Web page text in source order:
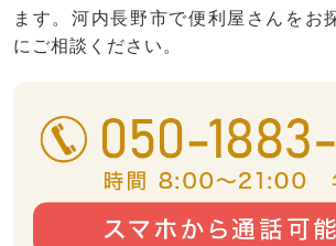
ます。河内長野市で便利屋さんをお
にご相談ください。